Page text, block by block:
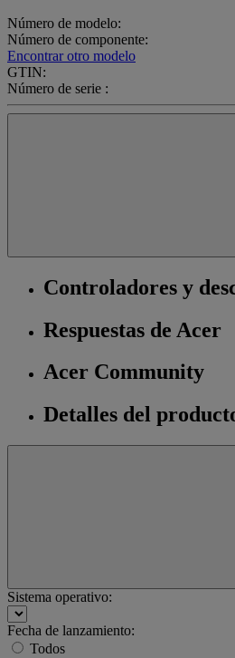
Número de modelo:
Número de componente:
Encontrar otro modelo
GTIN:
Número de serie :
Controladores y
Respuestas de Acer
Acer Community
Detalles del
Sistema operativo:
Fecha de lanzamiento:
Todos